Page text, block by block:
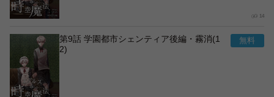
14
第9話 学園都市シェンティア後編・霧消(1
2)